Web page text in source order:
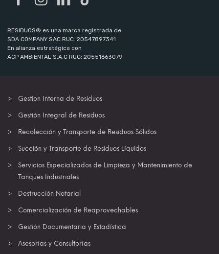
RESIDUOS® es una marca registrada de
SDA COMPANY SAC RUC: 20547897341
En alianza estratégica con
ACP AMBIENTAL S.A.C RUC: 20551663079
Gestion Interna de Residuos
Gestión Integral de Residuos
Recolección y Transporte de Residuos Sólidos
Succión y Transporte de Residuos Líquidos
Servicios Especializados de Limpieza y Mantenimiento de
Tanques Industriales
Destrucción Notarial
Comercialización de Reaprovechables
Gestión Documentaria y Estadística
Asesorías y Consultorías